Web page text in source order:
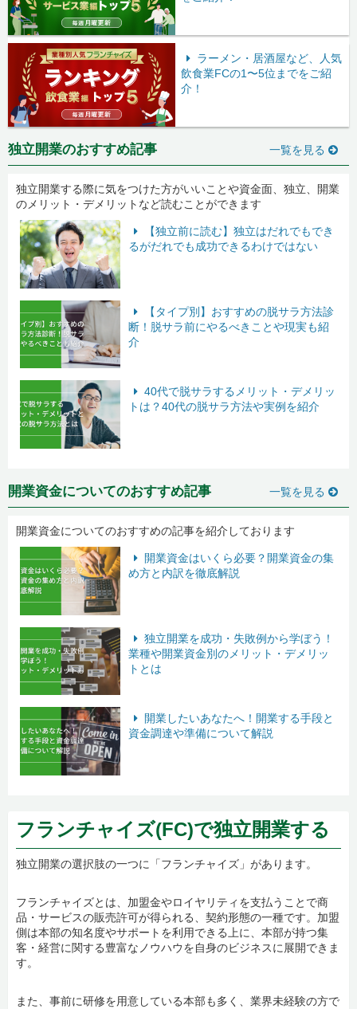
ラーメン・居酒屋など、人気
飲食業FCの1〜5位までをご紹
介！
一覧を見る
独立開業のおすすめ記事
独立開業する際に気をつけた方がいいことや資金面、独立、開業
のメリット・デメリットなど読むことができます
【独立前に読む】独立はだれでもでき
るがだれでも成功できるわけではない
【タイプ別】おすすめの脱サラ方法診
断！脱サラ前にやるべきことや現実も紹
介
40代で脱サラするメリット・デメリッ
トは？40代の脱サラ方法や実例を紹介
一覧を見る
開業資金についてのおすすめ記事
開業資金についてのおすすめの記事を紹介しております
開業資金はいくら必要？開業資金の集
め方と内訳を徹底解説
独立開業を成功・失敗例から学ぼう！
業種や開業資金別のメリット・デメリッ
トとは
開業したいあなたへ！開業する手段と
資金調達や準備について解説
フランチャイズ(FC)で独立開業する
独立開業の選択肢の一つに「フランチャイズ」があります。
フランチャイズとは、加盟金やロイヤリティを支払うことで商
品・サービスの販売許可が得られる、契約形態の一種です。加盟
側は本部の知名度やサポートを利用できる上に、本部が持つ集
客・経営に関する豊富なノウハウを自身のビジネスに展開できま
す。
また、事前に研修を用意している本部も多く、業界未経験の方で